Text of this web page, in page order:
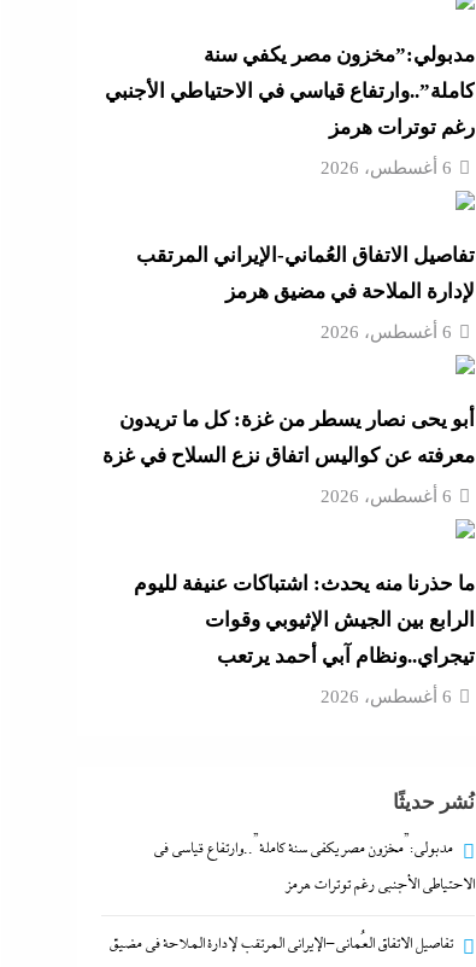
مدبولي:”مخزون مصر يكفي سنة
كاملة”..وارتفاع قياسي في الاحتياطي الأجنبي
رغم توترات هرمز
6 أغسطس، 2026
تفاصيل الاتفاق العُماني-الإيراني المرتقب
لإدارة الملاحة في مضيق هرمز
6 أغسطس، 2026
أبو يحى نصار يسطر من غزة: كل ما تريدون
معرفته عن كواليس اتفاق نزع السلاح في غزة
6 أغسطس، 2026
ما حذرنا منه يحدث: اشتباكات عنيفة لليوم
الرابع بين الجيش الإثيوبي وقوات
تيجراي..ونظام آبي أحمد يرتعب
6 أغسطس، 2026
نُشر حديثًا
مدبولي:”مخزون مصر يكفي سنة كاملة”..وارتفاع قياسي في
الاحتياطي الأجنبي رغم توترات هرمز
تفاصيل الاتفاق العُماني-الإيراني المرتقب لإدارة الملاحة في مضيق